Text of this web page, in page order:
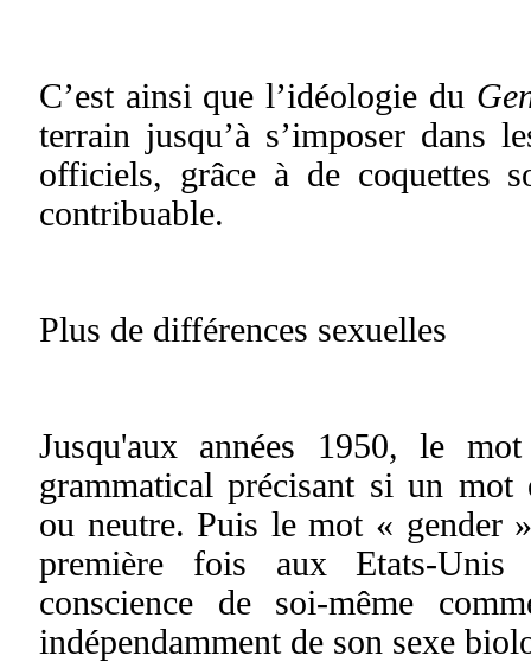
C’est ainsi que l’idéologie du
terrain jusqu’à s’imposer dans
officiels, grâce à de coquettes
contribuable.
Plus de différences sexuelles
Jusqu'aux années 1950, le
grammatical précisant si un
ou neutre. Puis le mot « gender
première fois aux Etats-
conscience de soi-même
indépendamment de son sexe